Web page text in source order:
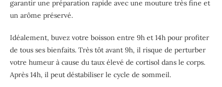
garantir une préparation rapide avec une mouture très fine et
un arôme préservé.
Idéalement, buvez votre boisson entre 9h et 14h pour profiter
de tous ses bienfaits. Très tôt avant 9h, il risque de perturber
votre humeur à cause du taux élevé de cortisol dans le corps.
Après 14h, il peut déstabiliser le cycle de sommeil.